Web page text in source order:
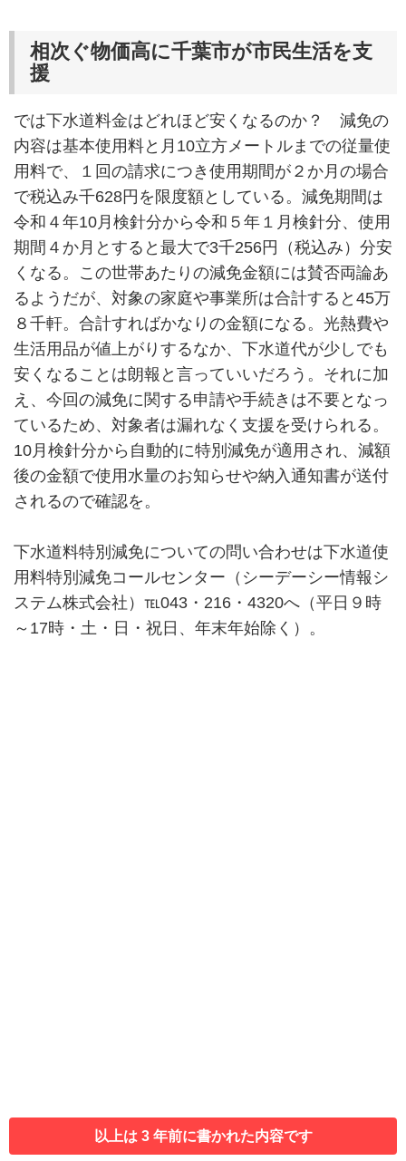
相次ぐ物価高に千葉市が市民生活を支
援
では下水道料金はどれほど安くなるのか？ 減免の
内容は基本使用料と月10立方メートルまでの従量使
用料で、１回の請求につき使用期間が２か月の場合
で税込み千628円を限度額としている。減免期間は
令和４年10月検針分から令和５年１月検針分、使用
期間４か月とすると最大で3千256円（税込み）分安
くなる。この世帯あたりの減免金額には賛否両論あ
るようだが、対象の家庭や事業所は合計すると45万
８千軒。合計すればかなりの金額になる。光熱費や
生活用品が値上がりするなか、下水道代が少しでも
安くなることは朗報と言っていいだろう。それに加
え、今回の減免に関する申請や手続きは不要となっ
ているため、対象者は漏れなく支援を受けられる。
10月検針分から自動的に特別減免が適用され、減額
後の金額で使用水量のお知らせや納入通知書が送付
されるので確認を。
下水道料特別減免についての問い合わせは下水道使
用料特別減免コールセンター（シーデーシー情報シ
ステム株式会社）℡043・216・4320へ（平日９時
～17時・土・日・祝日、年末年始除く）。
以上は 3 年前に書かれた内容です